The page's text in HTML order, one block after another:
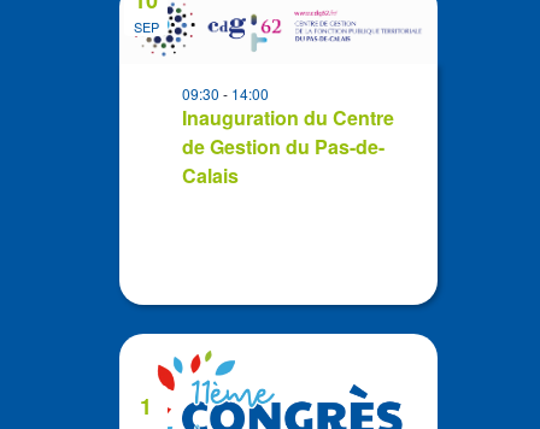
events
SEP
Inauguration du Centre
de Gestion du Pas-de-
Calais
09:30- 14:00
1